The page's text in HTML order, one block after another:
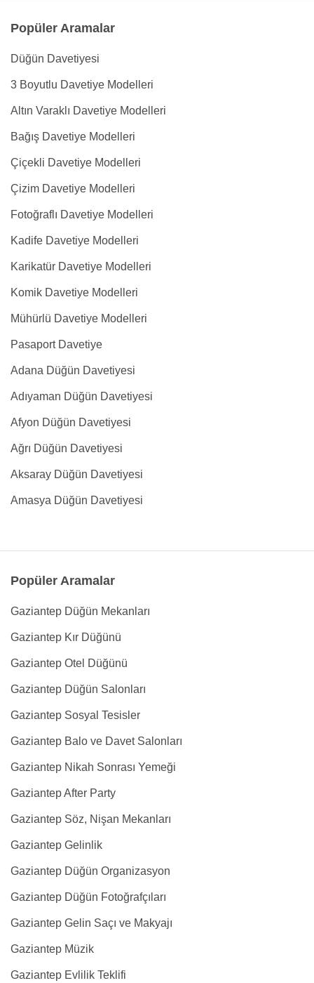
Popüler Aramalar
Düğün Davetiyesi
3 Boyutlu Davetiye Modelleri
Altın Varaklı Davetiye Modelleri
Bağış Davetiye Modelleri
Çiçekli Davetiye Modelleri
Çizim Davetiye Modelleri
Fotoğraflı Davetiye Modelleri
Kadife Davetiye Modelleri
Karikatür Davetiye Modelleri
Komik Davetiye Modelleri
Mühürlü Davetiye Modelleri
Pasaport Davetiye
Adana Düğün Davetiyesi
Adıyaman Düğün Davetiyesi
Afyon Düğün Davetiyesi
Ağrı Düğün Davetiyesi
Aksaray Düğün Davetiyesi
Amasya Düğün Davetiyesi
Popüler Aramalar
Gaziantep Düğün Mekanları
Gaziantep Kır Düğünü
Gaziantep Otel Düğünü
Gaziantep Düğün Salonları
Gaziantep Sosyal Tesisler
Gaziantep Balo ve Davet Salonları
Gaziantep Nikah Sonrası Yemeği
Gaziantep After Party
Gaziantep Söz, Nişan Mekanları
Gaziantep Gelinlik
Gaziantep Düğün Organizasyon
Gaziantep Düğün Fotoğrafçıları
Gaziantep Gelin Saçı ve Makyajı
Gaziantep Müzik
Gaziantep Evlilik Teklifi